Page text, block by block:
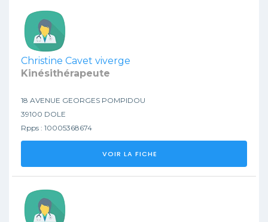
Christine Cavet viverge
Kinésithérapeute
18 AVENUE GEORGES POMPIDOU
39100 DOLE
Rpps : 10005368674
VOIR LA FICHE